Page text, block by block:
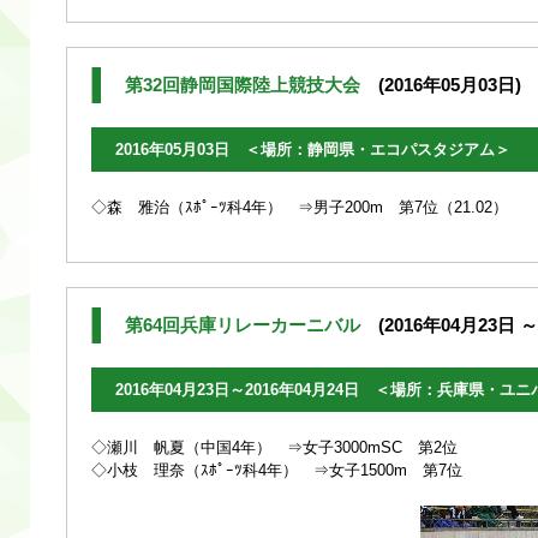
第32回静岡国際陸上競技大会 (2016年05月03日)
2016年05月03日 ＜場所：静岡県・エコパスタジアム＞
◇森 雅治（ｽﾎﾟｰﾂ科4年） ⇒男子200m 第7位（21.02）
第64回兵庫リレーカーニバル(2016年04月23日 ～
2016年04月23日～2016年04月24日 ＜場所：兵庫県・ユニ
◇瀬川 帆夏（中国4年） ⇒女子3000mSC 第2位
◇小枝 理奈（ｽﾎﾟｰﾂ科4年） ⇒女子1500m 第7位